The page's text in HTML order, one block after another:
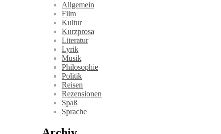
Allgemein
Film
Kultur
Kurzprosa
Literatur
Lyrik
Musik
Philosophie
Politik
Reisen
Rezensionen
Spaß
Sprache